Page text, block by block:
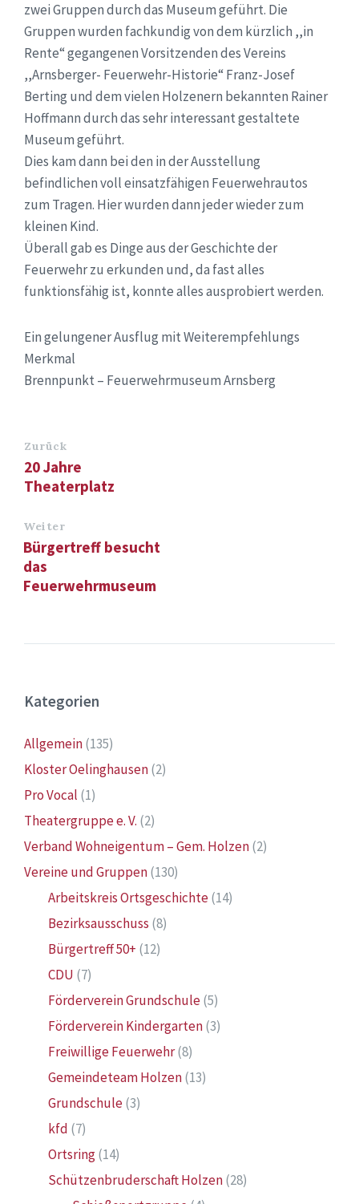
zwei Gruppen durch das Museum geführt. Die
Gruppen wurden fachkundig von dem kürzlich ,,in
Rente“ gegangenen Vorsitzenden des Vereins
,,Arnsberger- Feuerwehr-Historie“ Franz-Josef
Berting und dem vielen Holzenern bekannten Rainer
Hoffmann durch das sehr interessant gestaltete
Museum geführt.
Dies kam dann bei den in der Ausstellung
befindlichen voll einsatzfähigen Feuerwehrautos
zum Tragen. Hier wurden dann jeder wieder zum
kleinen Kind.
Überall gab es Dinge aus der Geschichte der
Feuerwehr zu erkunden und, da fast alles
funktionsfähig ist, konnte alles ausprobiert werden.
Ein gelungener Ausflug mit Weiterempfehlungs
Merkmal
Brennpunkt – Feuerwehrmuseum Arnsberg
Zurück
20 Jahre
Theaterplatz
Weiter
Bürgertreff besucht
das
Feuerwehrmuseum
Kategorien
Allgemein(135)
Kloster Oelinghausen(2)
Pro Vocal (1)
Theatergruppe e. V. (2)
Verband Wohneigentum – Gem. Holzen(2)
Vereine und Gruppen(130)
Arbeitskreis Ortsgeschichte(14)
Bezirksausschuss (8)
Bürgertreff 50+ (12)
CDU (7)
Förderverein Grundschule(5)
Förderverein Kindergarten(3)
Freiwillige Feuerwehr(8)
Gemeindeteam Holzen(13)
Grundschule(3)
kfd (7)
Ortsring(14)
Schützenbruderschaft Holzen(28)